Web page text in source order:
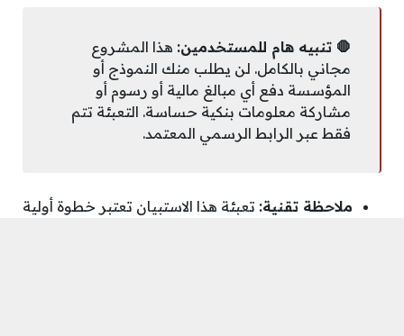
🛑 تنبيه هام للمستخدمين: هذا المشروع
مجاني بالكامل. لن يطلب منك النموذج أو
المؤسسة دفع أي مبالغ مالية أو رسوم أو
مشاركة معلومات بنكية حساسة. التعبئة تتم
فقط عبر الرابط الرسمي المعتمد.
ملاحظة تقنية: تعبئة هذا الاستبيان تعتبر خطوة أولية